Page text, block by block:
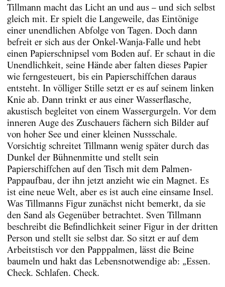
Tillmann macht das Licht an und aus – und sich selbst
gleich mit. Er spielt die Langeweile, das Eintönige
einer unendlichen Abfolge von Tagen. Doch dann
befreit er sich aus der Onkel-Wanja-Falle und hebt
einen Papierschnipsel vom Boden auf. Er schaut in die
Unendlichkeit, seine Hände aber falten dieses Papier
wie ferngesteuert, bis ein Papierschiffchen daraus
entsteht. In völliger Stille setzt er es auf seinem linken
Knie ab. Dann trinkt er aus einer Wasserflasche,
akustisch begleitet von einem Wassergurgeln. Vor dem
inneren Auge des Zuschauers fächern sich Bilder auf
von hoher See und einer kleinen Nussschale.
Vorsichtig schreitet Tillmann wenig später durch das
Dunkel der Bühnenmitte und stellt sein
Papierschiffchen auf den Tisch mit dem Palmen-
Pappaufbau, der ihn jetzt anzieht wie ein Magnet. Es
ist eine neue Welt, aber es ist auch eine einsame Insel.
Was Tillmanns Figur zunächst nicht bemerkt, da sie
den Sand als Gegenüber betrachtet. Sven Tillmann
beschreibt die Befindlichkeit seiner Figur in der dritten
Person und stellt sie selbst dar. So sitzt er auf dem
Arbeitstisch vor den Papppalmen, lässt die Beine
baumeln und hakt das Lebensnotwendige ab: „Essen.
Check. Schlafen. Check.